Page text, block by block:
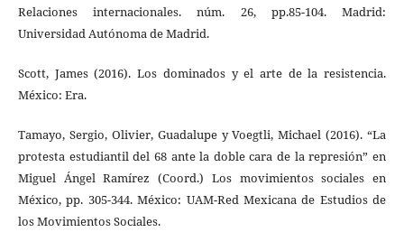
Relaciones internacionales. núm. 26, pp.85-104. Madrid:
Universidad Autónoma de Madrid.
Scott, James (2016). Los dominados y el arte de la resistencia.
México: Era.
Tamayo, Sergio, Olivier, Guadalupe y Voegtli, Michael (2016). “La
protesta estudiantil del 68 ante la doble cara de la represión” en
Miguel Ángel Ramírez (Coord.) Los movimientos sociales en
México, pp. 305-344. México: UAM-Red Mexicana de Estudios de
los Movimientos Sociales.